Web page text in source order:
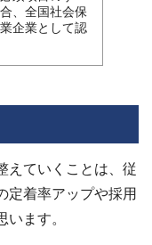
、全国社会保
企業として認
えていくことは、従
定着率アップや採用
ます。